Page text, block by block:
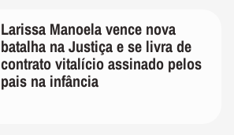
Larissa Manoela vence nova
batalha na Justiça e se livra de
contrato vitalício assinado pelos
pais na infância